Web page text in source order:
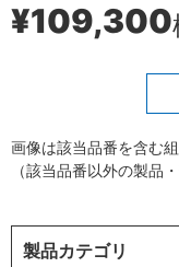
¥109,300
画像は該当品番を含む組
（該当品番以外の製品
製品カテゴリ